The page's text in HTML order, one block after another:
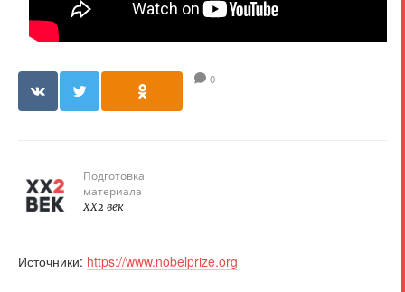
0
Подготовка
материала
XX2 век
Источники: https://www.nobelprize.org